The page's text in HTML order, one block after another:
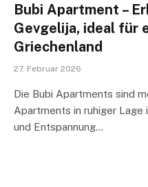
Bubi Apartment –
Gevgelija, ideal für
Griechenland
27. Februar 2026
Die Bubi Apartments sind
Apartments in ruhiger Lage
und Entspannung…